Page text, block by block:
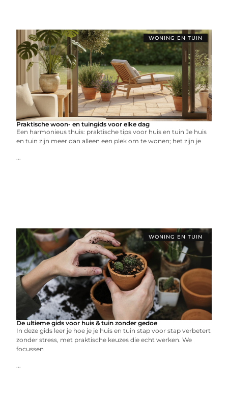
WONING EN TUIN
Praktische woon- en tuingids voor elke dag
Een harmonieus thuis: praktische tips voor huis en tuin Je huis
en tuin zijn meer dan alleen een plek om te wonen; het zijn je
...
WONING EN TUIN
De ultieme gids voor huis & tuin zonder gedoe
In deze gids leer je hoe je je huis en tuin stap voor stap verbetert
zonder stress, met praktische keuzes die echt werken. We
focussen
...